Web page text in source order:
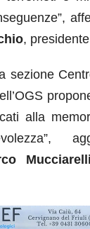
,
sezione
alla
Mucciarelli